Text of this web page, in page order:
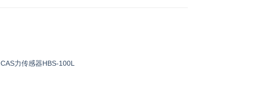
CAS力传感器HBS-100L